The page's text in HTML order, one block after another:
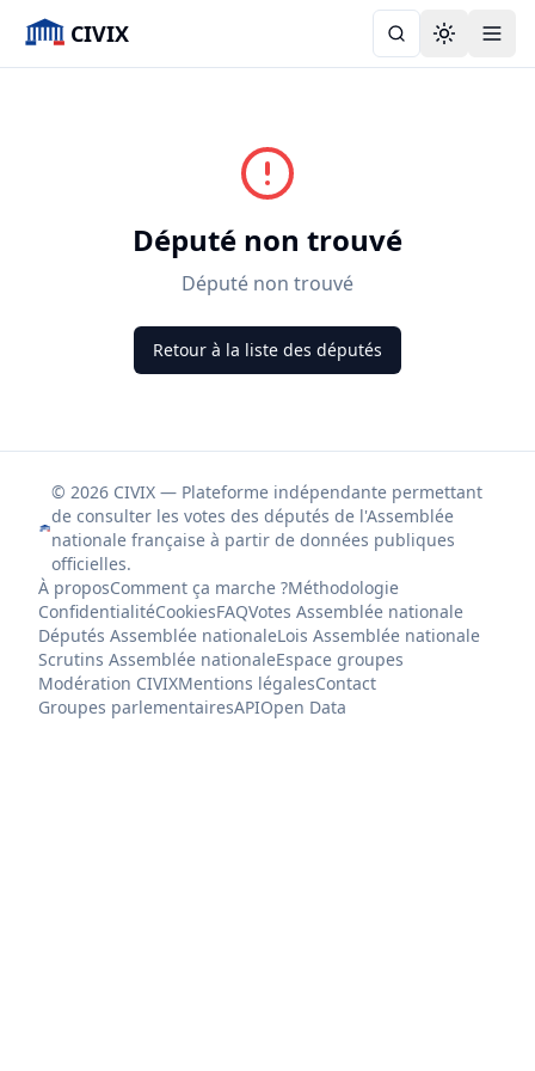
CIVIX Toggle
Député non trouvé
Député non trouvé
Retour à la liste des députés
© 2026 CIVIX — Plateforme indépendante permettant
de consulter les votes des députés de l'Assemblée
nationale française à partir de données publiques
officielles.
À proposComment ça marche ?Méthodologie
ConfidentialitéCookiesFAQVotes Assemblée nationale
Députés Assemblée nationaleLois Assemblée nationale
Scrutins Assemblée nationaleEspace groupes
Modération CIVIXMentions légalesContact
Groupes parlementairesAPIOpen Data